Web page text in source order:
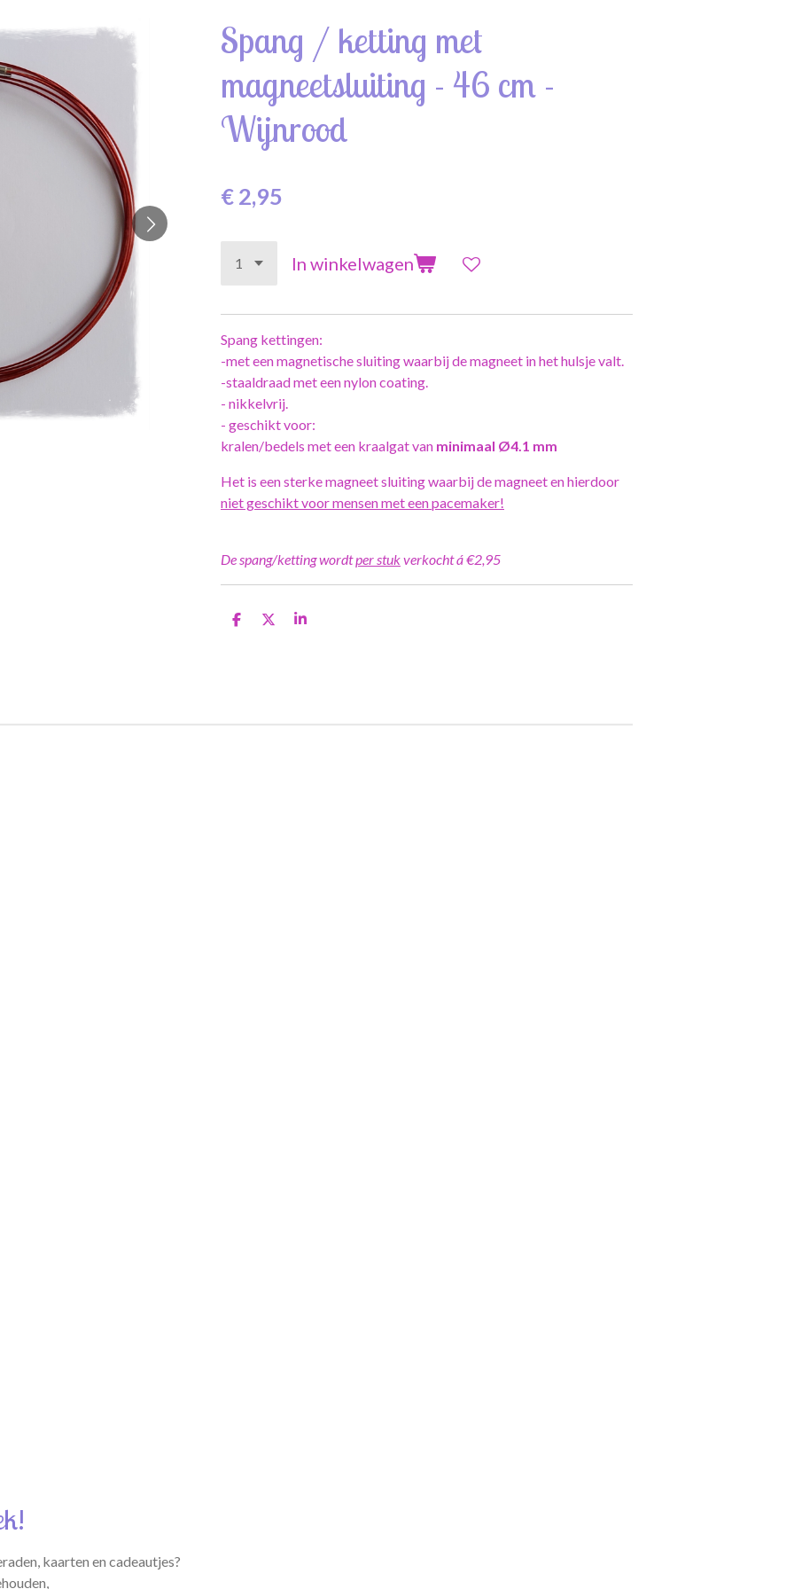
Spang / ketting met
magneetsluiting - 46 cm -
Wijnrood
€ 2,95
In winkelwagen
Spang kettingen:
-met een magnetische sluiting waarbij de magneet in het hulsje valt.
-staaldraad met een nylon coating.
- nikkelvrij.
- geschikt voor:
kralen/bedels met een kraalgat van minimaal Ø4.1 mm
Het is een sterke magneet sluiting waarbij de magneet en hierdoor
niet geschikt voor mensen met een pacemaker!
De spang/ketting wordtper stukverkocht á €2,95
D
D
S
kaarten en cadeautjes?